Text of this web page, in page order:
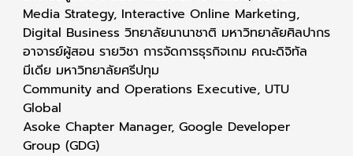
Media Strategy, Interactive Online Marketing,
Digital Business วิทยาลัยนานาชาติ มหาวิทยาลัยศิลปากร
อาจารย์ผู้สอน รายวิชา การจัดการธุรกิจเกม คณะดิจิทัล
มีเดีย มหาวิทยาลัยศรีปทุม
Community and Operations Executive, UTU
Global
Asoke Chapter Manager, Google Developer
Group (GDG)